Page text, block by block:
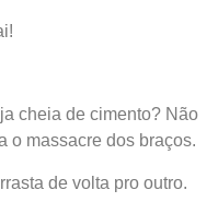
cheia de cimento? Não
o massacre dos braços.
de volta pro outro.